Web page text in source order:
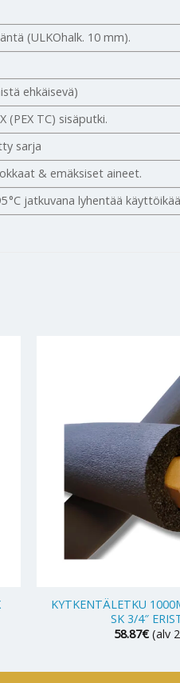
(ULKOhalk. 10 mm).
ehkäisevä)
(PEX TC) sisäputki.
sarja
& emäksiset aineet.
°C jatkuvana lyhentää
KYTKENTÄLETKU
SK 3/4″
58.87€ (alv